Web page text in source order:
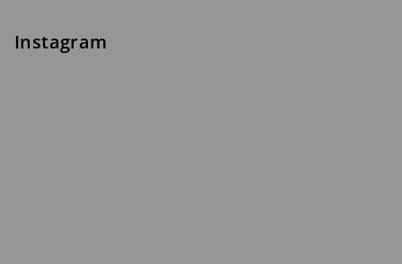
Instagram